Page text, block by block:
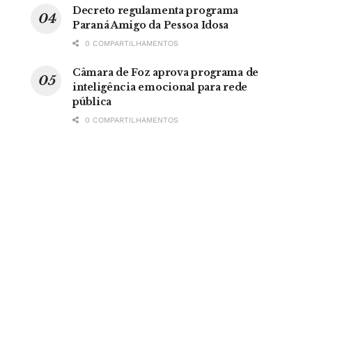
Decreto regulamenta programa
Paraná Amigo da Pessoa Idosa
0 COMPARTILHAMENTOS
Câmara de Foz aprova programa de
inteligência emocional para rede
pública
0 COMPARTILHAMENTOS